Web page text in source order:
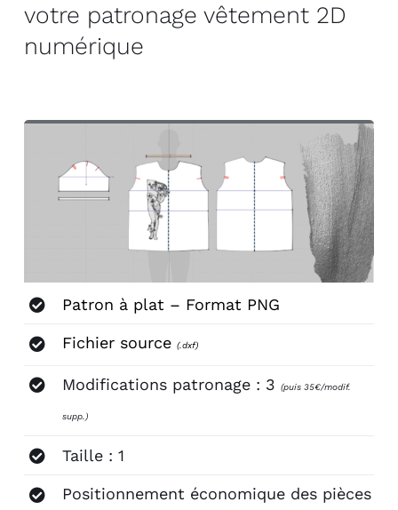
votre patronage vêtement 2D
numérique
Patron à plat – Format PNG
Fichier source(.dxf)
Modifications patronage : 3(puis 35€/modif.
supp.)
Taille : 1
Positionnement économique des pièces